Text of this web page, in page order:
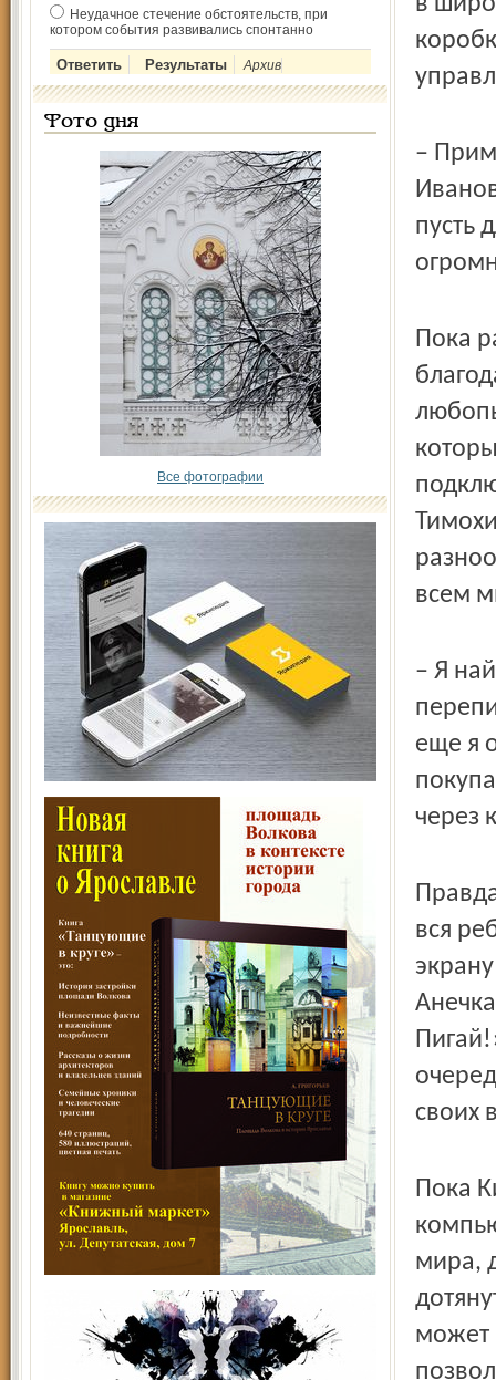
Неудачное стечение обстоятельств, при
котором события развивались спонтанно
Архив
Фото дня
Все фотографии
–
пусть
Пока
всем
– Я
еще я
через
вся
своих
Пока
мира,
может